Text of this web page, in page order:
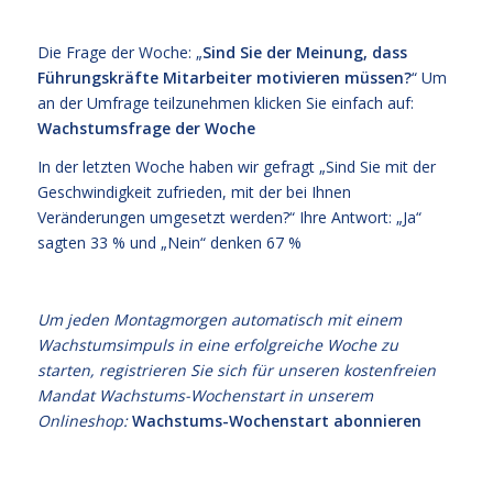
Die Frage der Woche: „Sind Sie der Meinung, dass
Führungskräfte Mitarbeiter motivieren müssen?“ Um
an der Umfrage teilzunehmen klicken Sie einfach auf:
Wachstumsfrage der Woche
In der letzten Woche haben wir gefragt „Sind Sie mit der
Geschwindigkeit zufrieden, mit der bei Ihnen
Veränderungen umgesetzt werden?“ Ihre Antwort: „Ja“
sagten 33 % und „Nein“ denken 67 %
Um jeden Montagmorgen automatisch mit einem
Wachstumsimpuls in eine erfolgreiche Woche zu
starten, registrieren Sie sich für unseren kostenfreien
Mandat Wachstums-Wochenstart in unserem
Onlineshop:Wachstums-Wochenstart abonnieren